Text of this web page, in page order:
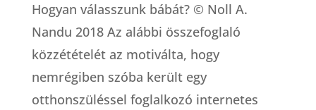
dúla?
Hogyan válasszunk bábát? © Noll A.
Nandu 2018 Az alábbi összefoglaló
közzétételét az motiválta, hogy
nemrégiben szóba került egy
otthonszüléssel foglalkozó internetes